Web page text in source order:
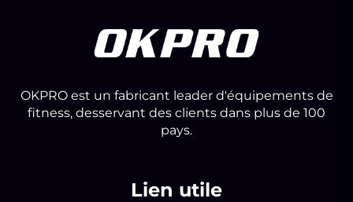
OKPRO est un fabricant leader d'équipements de
fitness, desservant des clients dans plus de 100
pays.
Lien utile